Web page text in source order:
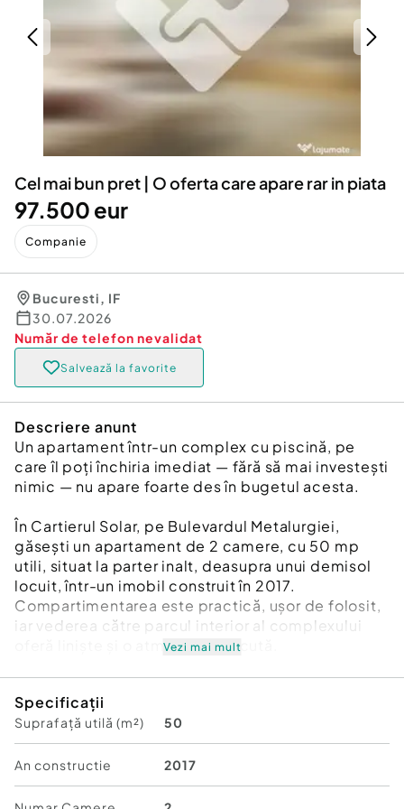
Servicii
Animale de companie
Afaceri și echipamente profesionale
Inchiriere Bunuri si Vehicule
Utilaje agricole si industriale
Piese auto si accesorii
Dacia Duster
Cel mai bun pret | O oferta care apare rar in piata
97.500 eur
Companie
Bucuresti, IF
30.07.2026
Număr de telefon nevalidat
Salvează la favorite
Descriere anunt
Un apartament într-un complex cu piscină, pe
care îl poți închiria imediat — fără să mai investești
nimic — nu apare foarte des în bugetul acesta.
În Cartierul Solar, pe Bulevardul Metalurgiei,
găsești un apartament de 2 camere, cu 50 mp
utili, situat la parter inalt, deasupra unui demisol
locuit, într-un imobil construit în 2017.
Compartimentarea este practică, ușor de folosit,
iar vederea către parcul interior al complexului
oferă liniște și o atmosferă plăcută.
mobilat și utilat cu strictul necesar, astfel încât îl
poți folosi imediat sau îl poți închiria fără pași
suplimentari. Este genul de proprietate în care nu
mai ai nimic de rezolvat după achiziție.
Unul dintre avantajele reale este faptul că nu
Vezi mai mult
Specificații
Suprafață utilă (m²) 50
An constructie 2017